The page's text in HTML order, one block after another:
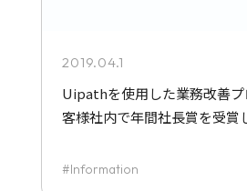
2019.04.1
Uipathを使用した業務改善
客様社内で年間社長賞を受賞
Information